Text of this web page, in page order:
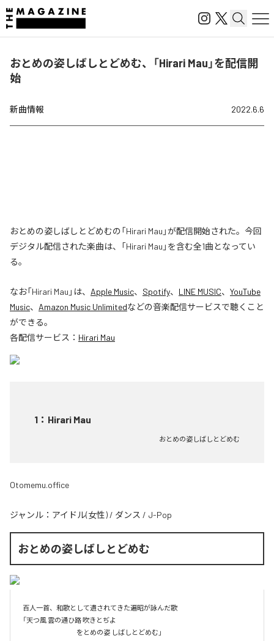
おとめの姿しばしとどめむ、「Hirari Mau」を配信開
始
新曲情報 2022.6.6
おとめの姿しばしとどめむの「Hirari Mau」が配信開始された。今回
デジタル配信された楽曲は、「Hirari Mau」を含む全1曲となってい
る。
なお「Hirari Mau 」は、 Apple Music、 Spotify、 LINE MUSIC、 YouTube
Music、 Amazon Music Unlimitedなどの音楽配信サービスで聴くこと
ができる。
各配信サービス： Hirari Mau
1 ： Hirari Mau
おとめの姿しばしとどめむ
Otomemu.office
ジャンル： アイドル(女性) / ダンス / J-Pop
おとめの姿しばしとどめむ
百人一首、和歌として遺されてきた遍昭が詠んだ歌
「天つ風 雲の通ひ路 吹きとぢよ